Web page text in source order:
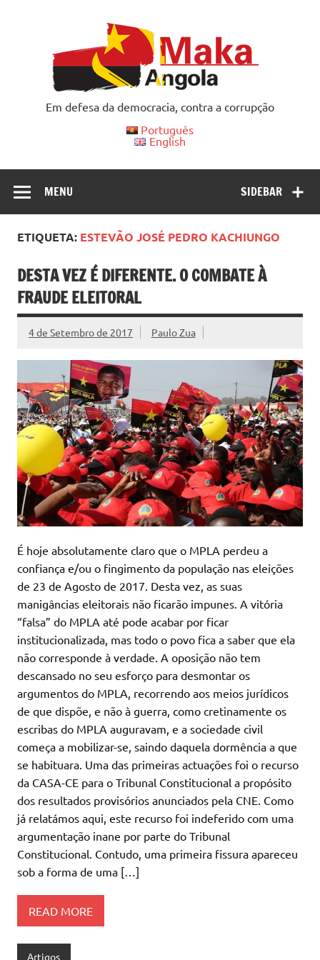
Em defesa da democracia, contra a corrupção
Português
English
SIDEBAR
MENU
ETIQUETA: ESTEVÃO JOSÉ PEDRO KACHIUNGO
DESTA VEZ É DIFERENTE. O COMBATE À
FRAUDE ELEITORAL
4 de Setembro de 2017 Paulo Zua
É hoje absolutamente claro que o MPLA perdeu a
confiança e/ou o fingimento da população nas eleições
de 23 de Agosto de 2017. Desta vez, as suas
manigâncias eleitorais não ficarão impunes. A vitória
“falsa” do MPLA até pode acabar por ficar
institucionalizada, mas todo o povo fica a saber que ela
não corresponde à verdade. A oposição não tem
descansado no seu esforço para desmontar os
argumentos do MPLA, recorrendo aos meios jurídicos
de que dispõe, e não à guerra, como cretinamente os
escribas do MPLA auguravam, e a sociedade civil
começa a mobilizar-se, saindo daquela dormência a que
se habituara. Uma das primeiras actuações foi o recurso
da CASA-CE para o Tribunal Constitucional a propósito
dos resultados provisórios anunciados pela CNE. Como
já relatámos aqui, este recurso foi indeferido com uma
argumentação inane por parte do Tribunal
Constitucional. Contudo, uma primeira fissura apareceu
sob a forma de uma […]
READ MORE
Artigos